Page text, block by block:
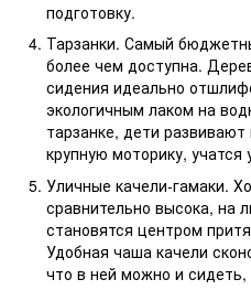
подготовку.
Тарзанки. Самый
более чем доступна.
сидения идеально
экологичным лаком на
тарзанке, дети
крупную моторику,
Уличные качели-гамаки.
сравнительно высока, на
становятся центром
Удобная чаша качели
что в ней можно и